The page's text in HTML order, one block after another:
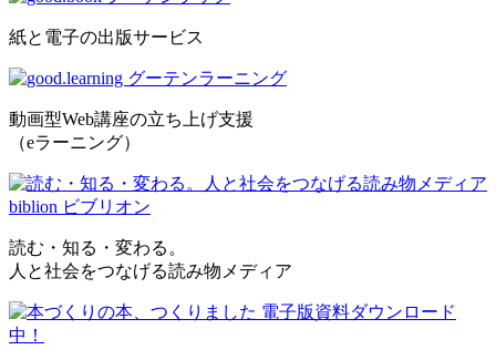
紙と電子の出版サービス
動画型Web講座の立ち上げ支援
（eラーニング）
読む・知る・変わる。
人と社会をつなげる読み物メディア